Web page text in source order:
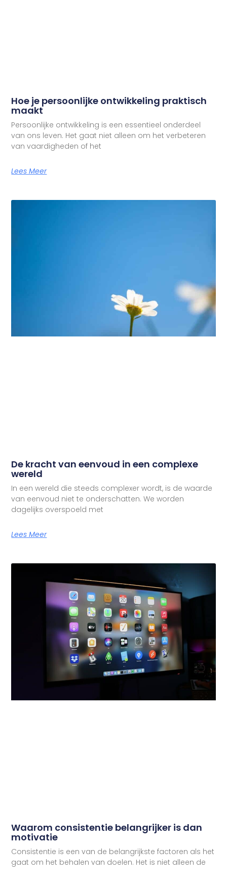
Hoe je persoonlijke ontwikkeling praktisch
maakt
Persoonlijke ontwikkeling is een essentieel onderdeel
van ons leven. Het gaat niet alleen om het verbeteren
van vaardigheden of het
Lees Meer
De kracht van eenvoud in een complexe
wereld
In een wereld die steeds complexer wordt, is de waarde
van eenvoud niet te onderschatten. We worden
dagelijks overspoeld met
Lees Meer
Waarom consistentie belangrijker is dan
motivatie
Consistentie is een van de belangrijkste factoren als het
gaat om het behalen van doelen. Het is niet alleen de